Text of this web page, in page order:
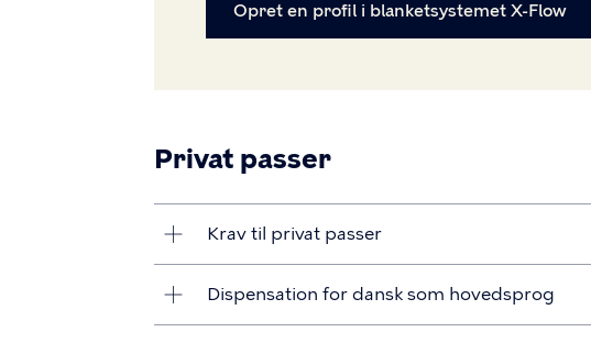
Opret en profil i blanketsystemet X-Flow
Privat passer
Krav til privat passer
Dispensation for dansk som hovedsprog